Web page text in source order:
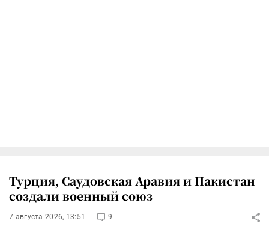
Турция, Саудовская Аравия и Пакистан
создали военный союз
7 августа 2026, 13:51 9